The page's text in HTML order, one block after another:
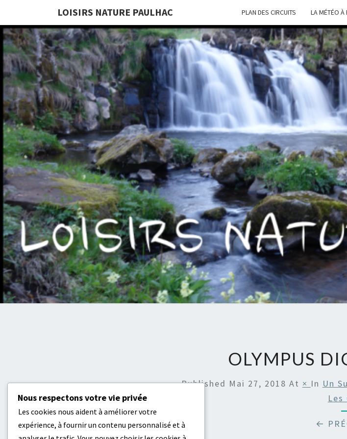
LOISIRS NATURE PAULHAC PLAN DES CIRCUITS LA MÉTÉO À
OLYMPUS
Published Mai 27, 2018 At × In Un
Les
←
Nous respectons votre vie privée
Les cookies nous aident à améliorer votre
expérience, à fournir un contenu personnalisé et à